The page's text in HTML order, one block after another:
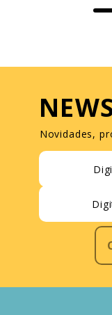
Novidades,